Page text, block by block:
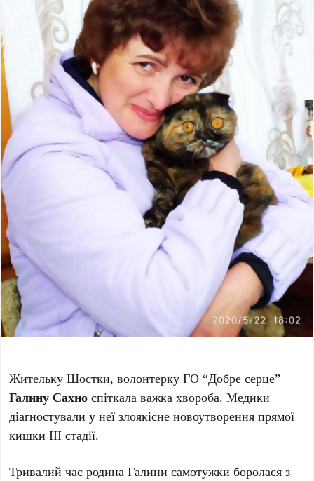
Жительку Шостки, волонтерку ГО “Добре серце”
Галину Сахно спіткала важка хвороба. Медики
діагностували у неї злоякісне новоутворення прямої
кишки III стадії.
Тривалий час родина Галини самотужки боролася з